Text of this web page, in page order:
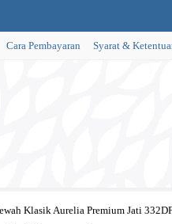
Cara Pembayaran Syarat &
Klasik Aurelia Premium Jati